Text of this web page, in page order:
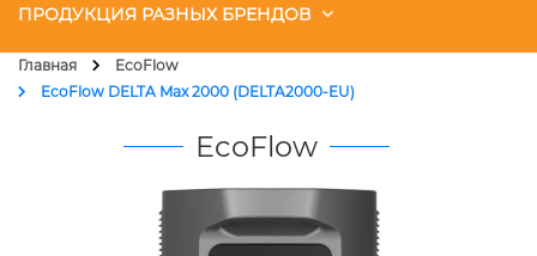
ПРОДУКЦИЯ РАЗНЫХ БРЕНДОВ
Чехлы
Генераторы и Зарядные
Главная
EcoFlow
EcoFlow DELTA Max 2000 (DELTA2000-EU)
EcoFlow